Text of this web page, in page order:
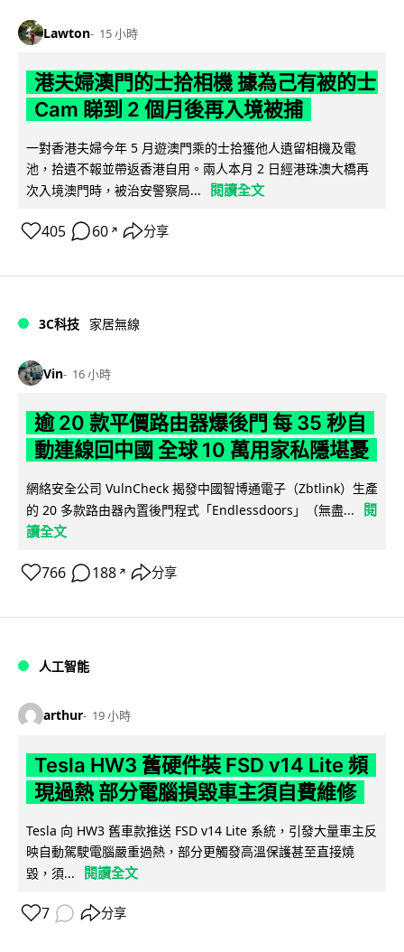
Lawton 15 小時
港夫婦澳門的士拾相機 據為己有被的士
Cam 睇到 2 個月後再入境被捕
一對香港夫婦今年 5 月遊澳門乘的士拾獲他人遺留相機及電
池，拾遺不報並帶返香港自用。兩人本月 2 日經港珠澳大橋再
次入境澳門時，被治安警察局...
閱讀全文
405 60 ↗ 分享
3C科技 家居無線
Vin 16 小時
逾 20 款平價路由器爆後門 每 35 秒自
動連線回中國 全球 10 萬用家私隱堪憂
網絡安全公司 VulnCheck 揭發中國智博通電子（Zbtlink）生產
的 20 多款路由器內置後門程式「Endlessdoors」（無盡...
閱
讀全文
766 188 ↗ 分享
人工智能
arthur 19 小時
Tesla HW3 舊硬件裝 FSD v14 Lite 頻
現過熱 部分電腦損毀車主須自費維修
Tesla 向 HW3 舊車款推送 FSD v14 Lite 系統，引發大量車主反
映自動駕駛電腦嚴重過熱，部分更觸發高溫保護甚至直接燒
毀，須...
閱讀全文
7 分享